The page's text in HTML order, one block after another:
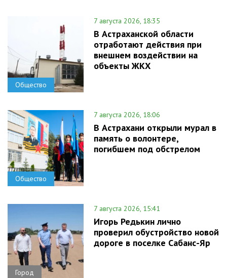
Общество
7 августа 2026, 18:35
В Астраханской области
отработают действия при
внешнем воздействии на
объекты ЖКХ
Общество
7 августа 2026, 18:06
В Астрахани открыли мурал в
память о волонтере,
погибшем под обстрелом
Город
7 августа 2026, 15:41
Игорь Редькин лично
проверил обустройство новой
дороге в поселке Сабанс-Яр